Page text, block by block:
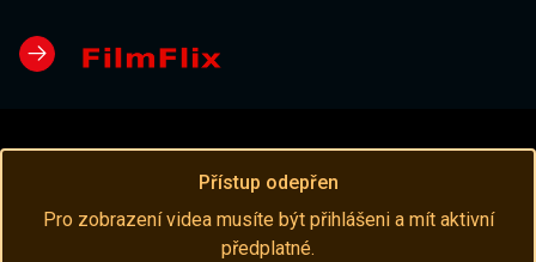
Přístup odepřen
Pro zobrazení videa musíte být přihlášeni a mít aktivní
předplatné.